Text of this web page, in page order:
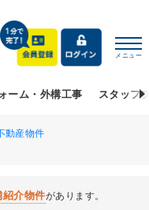
メニュー
ーム・外構工事 スタッフ
動産物件
紹介物件があります。